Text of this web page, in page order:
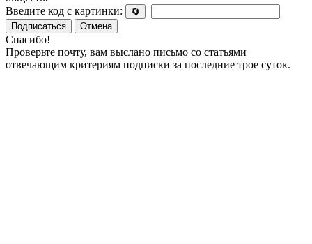
Введите код с картинки:
🔄
Подписаться
Отмена
Спасибо!
Проверьте почту, вам выслано письмо со статьями
отвечающим критериям подписки за последние трое суток.